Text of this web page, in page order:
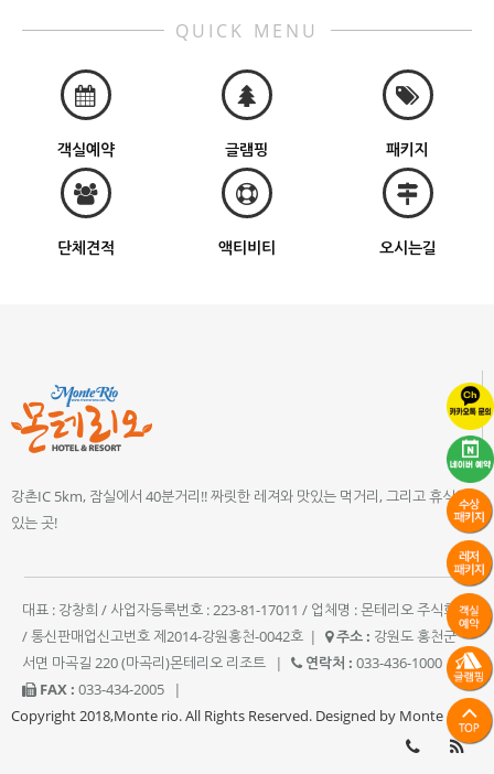
QUICK MENU
객실예약 글램핑 패키지
단체견적 액티비티 오시는길
강촌IC 5km, 잠실에서 40분거리!! 짜릿한 레져와 맛있는 먹거리, 그리고 휴식이
있는 곳!
대표 : 강창희 / 사업자등록번호 : 223-81-17011 / 업체명 : 몬테리오 주식회사
/ 통신판매업신고번호 제2014-강원홍천-0042호 | 주소 : 강원도 홍천군
서면 마곡길 220 (마곡리)몬테리오 리조트
| 연락처 : 033-436-1000
|
FAX : 033-434-2005
|
Copyright 2018,Monte rio. All Rights Reserved. Designed by Monte rio.